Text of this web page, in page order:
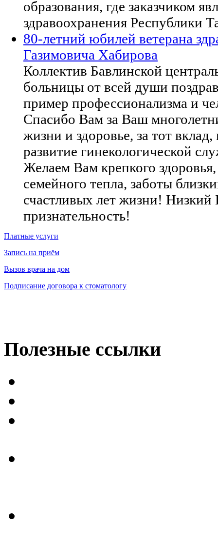
образования, где заказчиком
здравоохранения Республики
80-летний юбилей ветерана
Газимовича Хабирова
Коллектив Бавлинской
больницы от всей души
пример профессионализма и
Спасибо Вам за Ваш
жизни и здоровье, за тот
развитие гинекологической
Желаем Вам крепкого
семейного тепла, заботы
счастливых лет жизни!
признательность!
Платные услуги
Запись на приём
Вызов врача на дом
Подписание договора к стоматологу
Полезные ссылки